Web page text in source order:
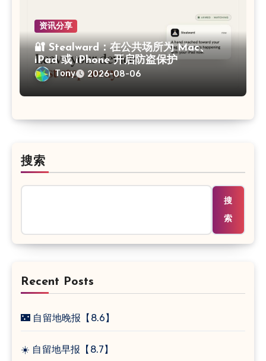
资讯分享
🔐 Stealward：在公共场所为 Mac、
iPad 或 iPhone 开启防盗保护
Tony 2026-08-06
搜索
搜
索
Recent Posts
🌃 自留地晚报【8.6】
☀️ 自留地早报【8.7】